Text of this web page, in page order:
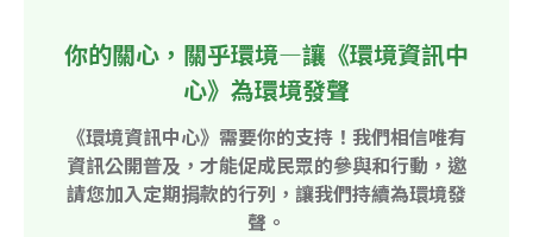
你的關心，關乎環境—讓《環境資訊中
心》為環境發聲
《環境資訊中心》需要你的支持！我們相信唯有
資訊公開普及，才能促成民眾的參與和行動，邀
請您加入定期捐款的行列，讓我們持續為環境發
聲。